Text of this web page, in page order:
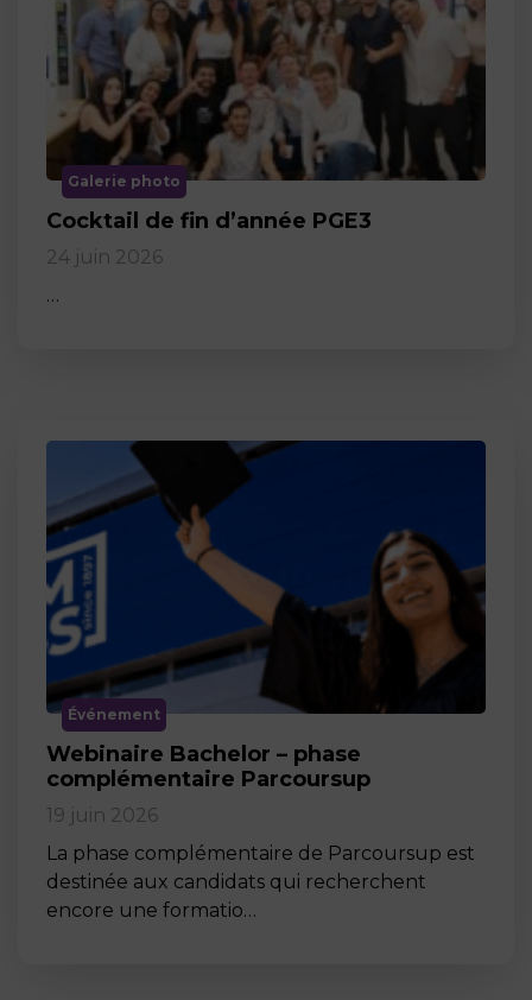
Galerie photo
Cocktail de fin d’année PGE3
24 juin 2026
…
Événement
Webinaire Bachelor – phase
complémentaire Parcoursup
19 juin 2026
La phase complémentaire de Parcoursup est
destinée aux candidats qui recherchent
encore une formatio…